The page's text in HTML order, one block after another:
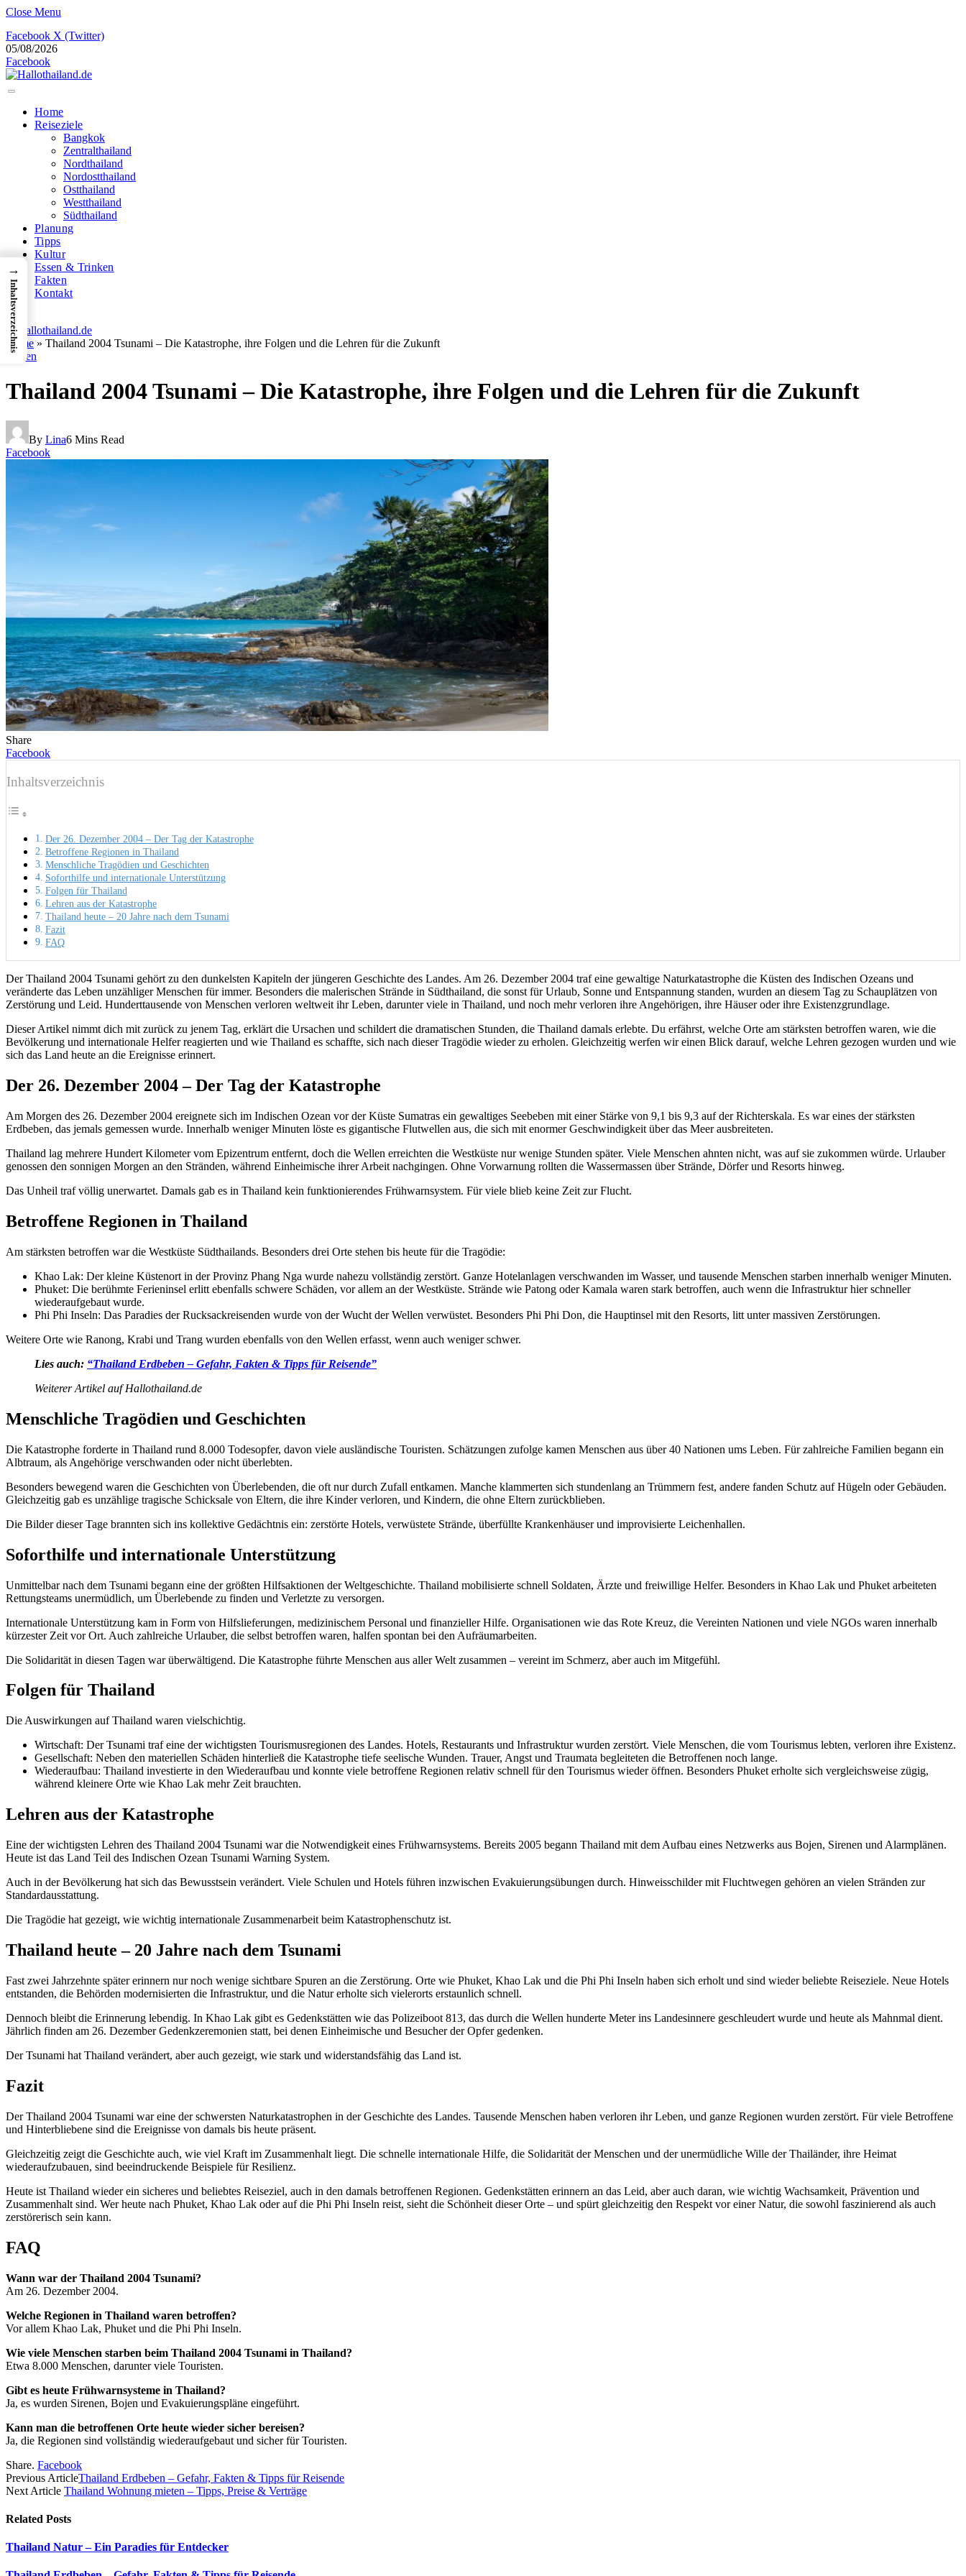
Close Menu
Facebook X (Twitter)
05/08/2026
Facebook
Home
Reiseziele
Bangkok
Zentralthailand
Nordthailand
Nordostthailand
Ostthailand
Westthailand
Südthailand
Planung
Tipps
Kultur
Essen & Trinken
Fakten
Kontakt
Home » Thailand 2004 Tsunami – Die Katastrophe, ihre Folgen und die Lehren für die Zukunft
Fakten
Thailand 2004 Tsunami – Die Katastrophe, ihre Folgen und die Lehren für die Zukunft
By Lina6 Mins Read
Facebook
Share
Facebook
Inhaltsverzeichnis
Der 26. Dezember 2004 – Der Tag der Katastrophe
Betroffene Regionen in Thailand
Menschliche Tragödien und Geschichten
Soforthilfe und internationale Unterstützung
Folgen für Thailand
Lehren aus der Katastrophe
Thailand heute – 20 Jahre nach dem Tsunami
Fazit
FAQ
Der Thailand 2004 Tsunami gehört zu den dunkelsten Kapiteln der jüngeren Geschichte des Landes. Am 26. Dezember 2004 traf eine gewaltige Naturkatastrophe die Küsten des Indischen Ozeans und
veränderte das Leben unzähliger Menschen für immer. Besonders die malerischen Strände in Südthailand, die sonst für Urlaub, Sonne und Entspannung standen, wurden an diesem Tag zu Schauplätzen von
Zerstörung und Leid. Hunderttausende von Menschen verloren weltweit ihr Leben, darunter viele in Thailand, und noch mehr verloren ihre Angehörigen, ihre Häuser oder ihre Existenzgrundlage.
Dieser Artikel nimmt dich mit zurück zu jenem Tag, erklärt die Ursachen und schildert die dramatischen Stunden, die Thailand damals erlebte. Du erfährst, welche Orte am stärksten betroffen waren, wie die
Bevölkerung und internationale Helfer reagierten und wie Thailand es schaffte, sich nach dieser Tragödie wieder zu erholen. Gleichzeitig werfen wir einen Blick darauf, welche Lehren gezogen wurden und wie
sich das Land heute an die Ereignisse erinnert.
Der 26. Dezember 2004 – Der Tag der Katastrophe
Am Morgen des 26. Dezember 2004 ereignete sich im Indischen Ozean vor der Küste Sumatras ein gewaltiges Seebeben mit einer Stärke von 9,1 bis 9,3 auf der Richterskala. Es war eines der stärksten
Erdbeben, das jemals gemessen wurde. Innerhalb weniger Minuten löste es gigantische Flutwellen aus, die sich mit enormer Geschwindigkeit über das Meer ausbreiteten.
Thailand lag mehrere Hundert Kilometer vom Epizentrum entfernt, doch die Wellen erreichten die Westküste nur wenige Stunden später. Viele Menschen ahnten nicht, was auf sie zukommen würde. Urlauber
genossen den sonnigen Morgen an den Stränden, während Einheimische ihrer Arbeit nachgingen. Ohne Vorwarnung rollten die Wassermassen über Strände, Dörfer und Resorts hinweg.
Das Unheil traf völlig unerwartet. Damals gab es in Thailand kein funktionierendes Frühwarnsystem. Für viele blieb keine Zeit zur Flucht.
Betroffene Regionen in Thailand
Am stärksten betroffen war die Westküste Südthailands. Besonders drei Orte stehen bis heute für die Tragödie:
Khao Lak: Der kleine Küstenort in der Provinz Phang Nga wurde nahezu vollständig zerstört. Ganze Hotelanlagen verschwanden im Wasser, und tausende Menschen starben innerhalb weniger Minuten.
Phuket: Die berühmte Ferieninsel erlitt ebenfalls schwere Schäden, vor allem an der Westküste. Strände wie Patong oder Kamala waren stark betroffen, auch wenn die Infrastruktur hier schneller
wiederaufgebaut wurde.
Phi Phi Inseln: Das Paradies der Rucksackreisenden wurde von der Wucht der Wellen verwüstet. Besonders Phi Phi Don, die Hauptinsel mit den Resorts, litt unter massiven Zerstörungen.
Weitere Orte wie Ranong, Krabi und Trang wurden ebenfalls von den Wellen erfasst, wenn auch weniger schwer.
Lies auch: “Thailand Erdbeben – Gefahr, Fakten & Tipps für Reisende”
Weiterer Artikel auf Hallothailand.de
Menschliche Tragödien und Geschichten
Die Katastrophe forderte in Thailand rund 8.000 Todesopfer, davon viele ausländische Touristen. Schätzungen zufolge kamen Menschen aus über 40 Nationen ums Leben. Für zahlreiche Familien begann ein
Albtraum, als Angehörige verschwanden oder nicht überlebten.
Besonders bewegend waren die Geschichten von Überlebenden, die oft nur durch Zufall entkamen. Manche klammerten sich stundenlang an Trümmern fest, andere fanden Schutz auf Hügeln oder Gebäuden.
Gleichzeitig gab es unzählige tragische Schicksale von Eltern, die ihre Kinder verloren, und Kindern, die ohne Eltern zurückblieben.
Die Bilder dieser Tage brannten sich ins kollektive Gedächtnis ein: zerstörte Hotels, verwüstete Strände, überfüllte Krankenhäuser und improvisierte Leichenhallen.
Soforthilfe und internationale Unterstützung
Unmittelbar nach dem Tsunami begann eine der größten Hilfsaktionen der Weltgeschichte. Thailand mobilisierte schnell Soldaten, Ärzte und freiwillige Helfer. Besonders in Khao Lak und Phuket arbeiteten
Rettungsteams unermüdlich, um Überlebende zu finden und Verletzte zu versorgen.
Internationale Unterstützung kam in Form von Hilfslieferungen, medizinischem Personal und finanzieller Hilfe. Organisationen wie das Rote Kreuz, die Vereinten Nationen und viele NGOs waren innerhalb
kürzester Zeit vor Ort. Auch zahlreiche Urlauber, die selbst betroffen waren, halfen spontan bei den Aufräumarbeiten.
Die Solidarität in diesen Tagen war überwältigend. Die Katastrophe führte Menschen aus aller Welt zusammen – vereint im Schmerz, aber auch im Mitgefühl.
Folgen für Thailand
Die Auswirkungen auf Thailand waren vielschichtig.
Wirtschaft: Der Tsunami traf eine der wichtigsten Tourismusregionen des Landes. Hotels, Restaurants und Infrastruktur wurden zerstört. Viele Menschen, die vom Tourismus lebten, verloren ihre Existenz.
Gesellschaft: Neben den materiellen Schäden hinterließ die Katastrophe tiefe seelische Wunden. Trauer, Angst und Traumata begleiteten die Betroffenen noch lange.
Wiederaufbau: Thailand investierte in den Wiederaufbau und konnte viele betroffene Regionen relativ schnell für den Tourismus wieder öffnen. Besonders Phuket erholte sich vergleichsweise zügig,
während kleinere Orte wie Khao Lak mehr Zeit brauchten.
Lehren aus der Katastrophe
Eine der wichtigsten Lehren des Thailand 2004 Tsunami war die Notwendigkeit eines Frühwarnsystems. Bereits 2005 begann Thailand mit dem Aufbau eines Netzwerks aus Bojen, Sirenen und Alarmplänen.
Heute ist das Land Teil des Indischen Ozean Tsunami Warning System.
Auch in der Bevölkerung hat sich das Bewusstsein verändert. Viele Schulen und Hotels führen inzwischen Evakuierungsübungen durch. Hinweisschilder mit Fluchtwegen gehören an vielen Stränden zur
Standardausstattung.
Die Tragödie hat gezeigt, wie wichtig internationale Zusammenarbeit beim Katastrophenschutz ist.
Thailand heute – 20 Jahre nach dem Tsunami
Fast zwei Jahrzehnte später erinnern nur noch wenige sichtbare Spuren an die Zerstörung. Orte wie Phuket, Khao Lak und die Phi Phi Inseln haben sich erholt und sind wieder beliebte Reiseziele. Neue Hotels
entstanden, die Behörden modernisierten die Infrastruktur, und die Natur erholte sich vielerorts erstaunlich schnell.
Dennoch bleibt die Erinnerung lebendig. In Khao Lak gibt es Gedenkstätten wie das Polizeiboot 813, das durch die Wellen hunderte Meter ins Landesinnere geschleudert wurde und heute als Mahnmal dient.
Jährlich finden am 26. Dezember Gedenkzeremonien statt, bei denen Einheimische und Besucher der Opfer gedenken.
Der Tsunami hat Thailand verändert, aber auch gezeigt, wie stark und widerstandsfähig das Land ist.
Fazit
Der Thailand 2004 Tsunami war eine der schwersten Naturkatastrophen in der Geschichte des Landes. Tausende Menschen haben verloren ihr Leben, und ganze Regionen wurden zerstört. Für viele Betroffene
und Hinterbliebene sind die Ereignisse von damals bis heute präsent.
Gleichzeitig zeigt die Geschichte auch, wie viel Kraft im Zusammenhalt liegt. Die schnelle internationale Hilfe, die Solidarität der Menschen und der unermüdliche Wille der Thailänder, ihre Heimat
wiederaufzubauen, sind beeindruckende Beispiele für Resilienz.
Heute ist Thailand wieder ein sicheres und beliebtes Reiseziel, auch in den damals betroffenen Regionen. Gedenkstätten erinnern an das Leid, aber auch daran, wie wichtig Wachsamkeit, Prävention und
Zusammenhalt sind. Wer heute nach Phuket, Khao Lak oder auf die Phi Phi Inseln reist, sieht die Schönheit dieser Orte – und spürt gleichzeitig den Respekt vor einer Natur, die sowohl faszinierend als auch
zerstörerisch sein kann.
FAQ
Wann war der Thailand 2004 Tsunami?
Am 26. Dezember 2004.
Welche Regionen in Thailand waren betroffen?
Vor allem Khao Lak, Phuket und die Phi Phi Inseln.
Wie viele Menschen starben beim Thailand 2004 Tsunami in Thailand?
Etwa 8.000 Menschen, darunter viele Touristen.
Gibt es heute Frühwarnsysteme in Thailand?
Ja, es wurden Sirenen, Bojen und Evakuierungspläne eingeführt.
Kann man die betroffenen Orte heute wieder sicher bereisen?
Ja, die Regionen sind vollständig wiederaufgebaut und sicher für Touristen.
Share. Facebook
Previous ArticleThailand Erdbeben – Gefahr, Fakten & Tipps für Reisende
Next Article Thailand Wohnung mieten – Tipps, Preise & Verträge
Related Posts
Thailand Natur – Ein Paradies für Entdecker
→
Inhaltsverzeichnis